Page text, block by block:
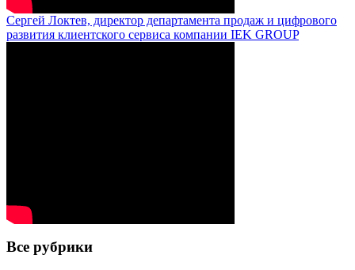
Сергей Локтев, директор департамента продаж и цифрового
развития клиентского сервиса компании IEK GROUP
Все рубрики